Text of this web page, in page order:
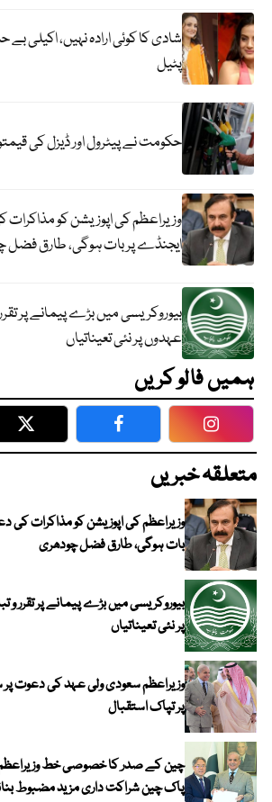
شادی کا کوئی ارادہ نہیں، اکیلی
پٹیل
حکومت نے پیٹرول اور ڈیزل کی
وزیراعظم کی اپوزیشن کو
ایجنڈے پر بات ہوگی، طارق فضل
بیوروکریسی میں بڑے پیمانے پر
عہدوں پر نئی تعیناتیاں
ہمیں فالو کریں
Twitter Facebook
متعلقہ خبریں
وزیراعظم کی اپوزیشن کو مذاکرات کی
بات ہوگی، طارق فضل چودھری
بیوروکریسی میں بڑے پیمانے پر تقرر و
پر نئی تعیناتیاں
وزیراعظم سعودی ولی عہد کی دعوت
پر تپاک استقبال
چین کے صدر کا خصوصی خط وزیراعظم
پاک چین شراکت داری مزید مضبوط